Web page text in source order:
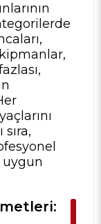
uygun